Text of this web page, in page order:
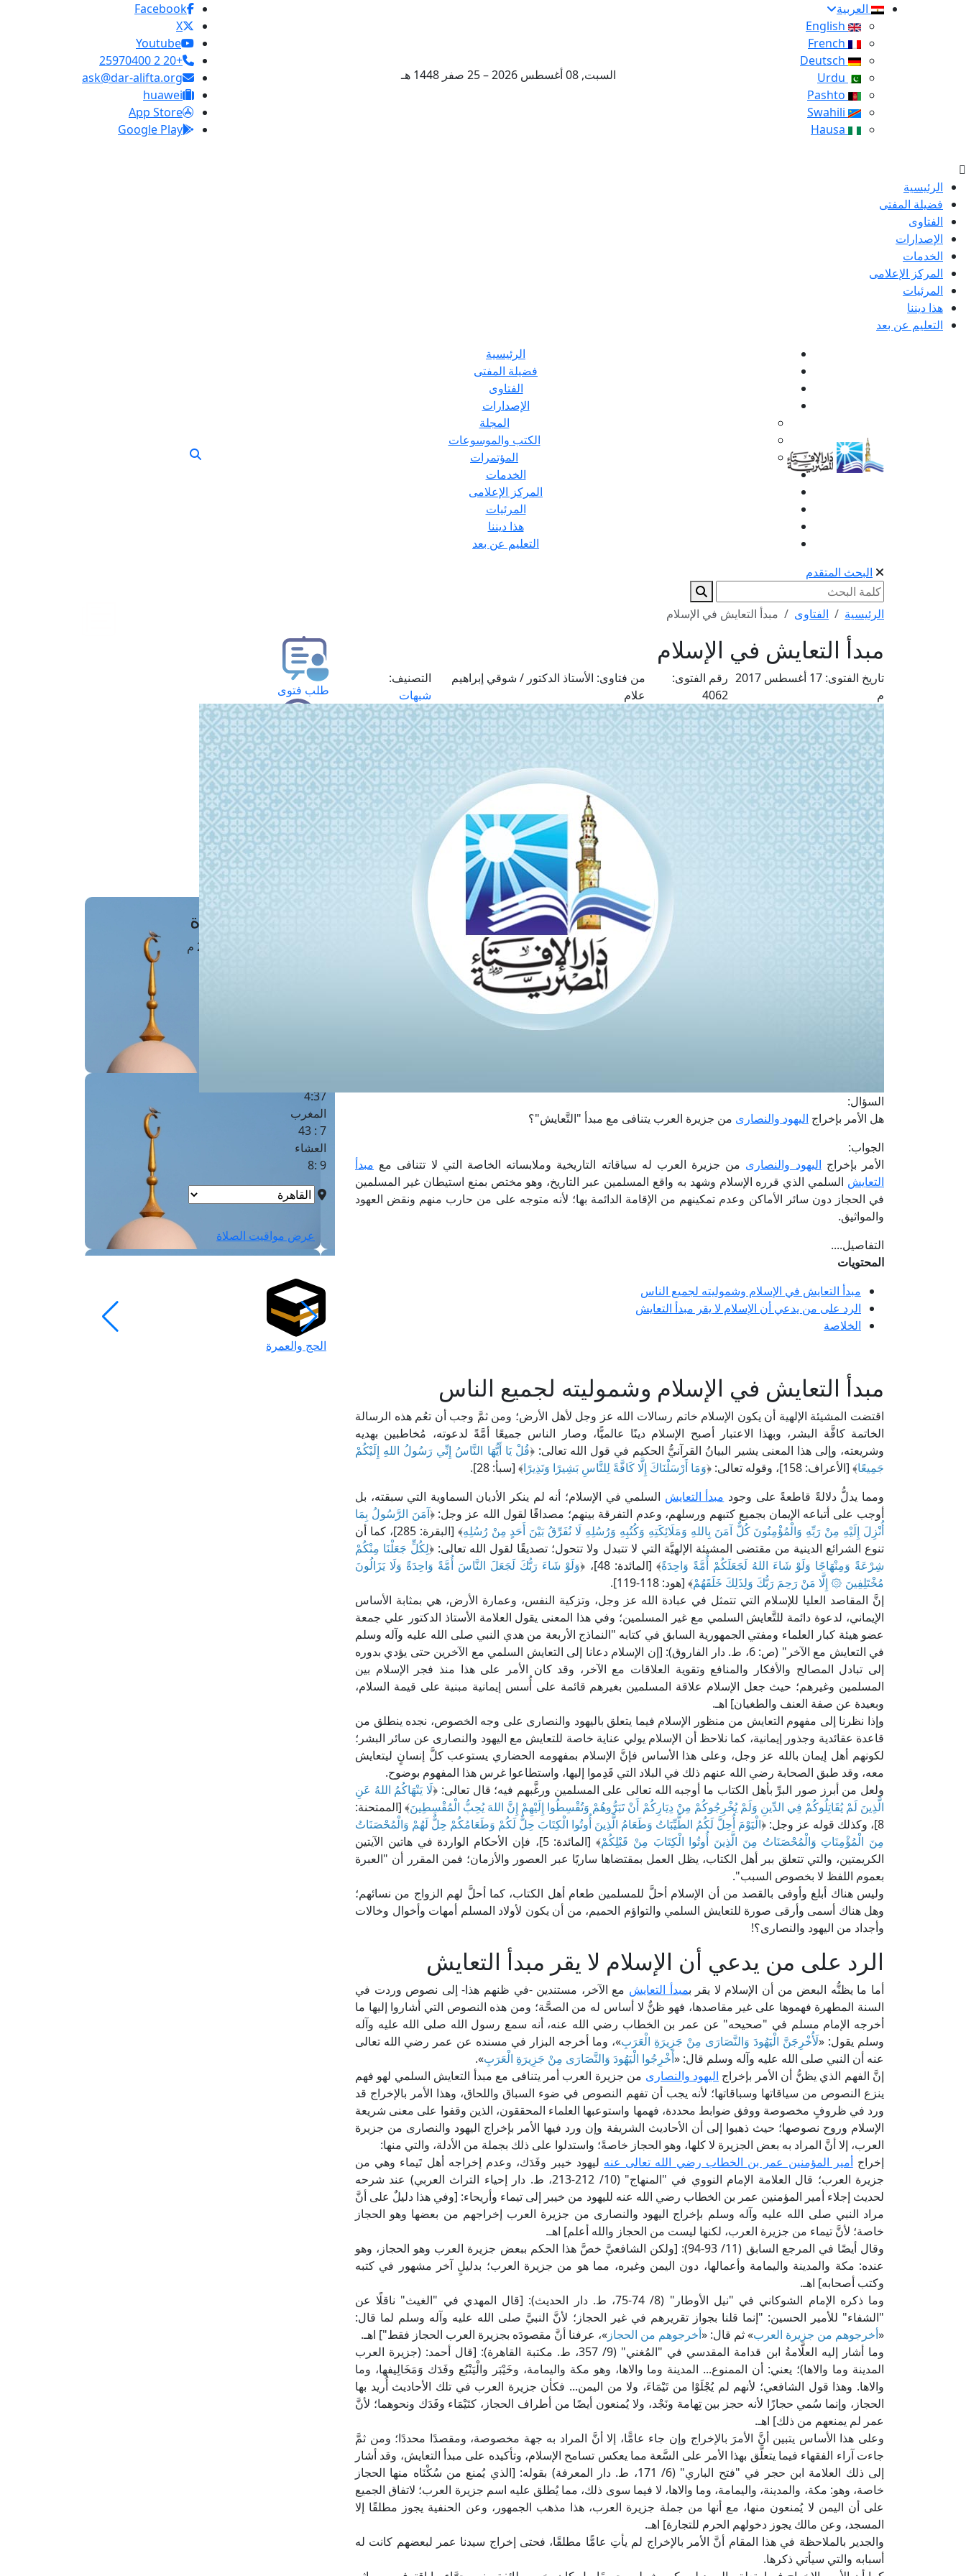
العربية
السبت, 08 أغسطس 2026 – 25 صفر 1448 هـ
Facebook
X
Youtube
+20 2 25970400
ask@dar-alifta.org
huawei
App Store
Google Play
الرئيسية
فضيلة المفتى
الفتاوى
الإصدارات
الخدمات
المركز الإعلامى
المرئيات
هذا ديننا
التعليم عن بعد
الرئيسية
فضيلة المفتى
الفتاوى
الإصدارات
المجلة
الكتب والموسوعات
المؤتمرات
الخدمات
المركز الإعلامى
المرئيات
هذا ديننا
التعليم عن بعد
البحث المتقدم
الرئيسية الفتاوى مبدأ التعايش في الإسلام
مبدأ التعايش في الإسلام
تاريخ الفتوى:
17 أغسطس 2017
م
رقم الفتوى:
4062
من فتاوى: الأستاذ الدكتور / شوقي إبراهيم
علام
التصنيف:
شبهات
السؤال:
هل الأمر بإخراج اليهود والنصارى من جزيرة العرب يتنافى مع مبدأ "التَّعايش"؟
الجواب:
الأمر بإخراج اليهود والنصارى من جزيرة العرب له سياقاته التاريخية وملابساته الخاصة التي لا تتنافى مع مبدأ
التعايش السلمي الذي قرره الإسلام وشهد به واقع المسلمين عبر التاريخ، وهو مختص بمنع استيطان غير المسلمين
في الحجاز دون سائر الأماكن وعدم تمكينهم من الإقامة الدائمة بها؛ لأنه متوجه على من حارب منهم ونقض العهود
والمواثيق.
التفاصيل....
المحتويات
مبدأ التعايش في الإسلام وشموليته لجميع الناس
الرد على من يدعي أن الإسلام لا يقر مبدأ التعايش
الخلاصة
مبدأ التعايش في الإسلام وشموليته لجميع الناس
اقتضت المشيئة الإلهية أن يكون الإسلام خاتم رسالات الله عز وجل لأهل الأرض؛ ومن ثمَّ وجب أن تعُم هذه الرسالة
الخاتمة كافَّة البشر، وبهذا الاعتبار أصبح الإسلام دينًا عالميًّا، وصار الناس جميعًا أمَّةً لدعوته، مُخاطبين بهديه
وشريعته، وإلى هذا المعنى يشير البيانُ القرآنيُّ الحكيم في قول الله تعالى: ﴿قُلْ يَا أَيُّهَا النَّاسُ إِنِّي رَسُولُ اللهِ إِلَيْكُمْ
جَمِيعًا﴾ [الأعراف: 158]، وقوله تعالى: ﴿ وَمَا أَرْسَلْنَاكَ إِلَّا كَافَّةً لِلنَّاسِ بَشِيرًا وَنَذِيرًا﴾ [سبأ: 28].
ومما يدلُّ دلالةً قاطعةً على وجود مبدأ التعايش السلمي في الإسلام؛ أنه لم ينكر الأديان السماوية التي سبقته، بل
أوجب على أتباعه الإيمان بجميع كتبهم ورسلهم، وعدم التفرقة بينهم؛ مصداقًا لقول الله عز وجل: ﴿آمَنَ الرَّسُولُ بِمَا
أُنْزِلَ إِلَيْهِ مِنْ رَبِّهِ وَالْمُؤْمِنُونَ كُلٌّ آمَنَ بِاللهِ وَمَلَائِكَتِهِ وَكُتُبِهِ وَرُسُلِهِ لَا نُفَرِّقُ بَيْنَ أَحَدٍ مِنْ رُسُلِهِ
﴾ [البقرة: 285]، كما أن
تنوع الشرائع الدينية من مقتضى المشيئة الإلهيَّة التي لا تتبدل ولا تتحول؛ تصديقًا لقول الله تعالى: ﴿لِكُلٍّ جَعَلْنَا مِنْكُمْ
شِرْعَةً وَمِنْهَاجًا وَلَوْ شَاءَ اللهُ لَجَعَلَكُمْ أُمَّةً وَاحِدَةً﴾ [المائدة: 48]، ﴿
وَلَوْ شَاءَ رَبُّكَ لَجَعَلَ النَّاسَ أُمَّةً وَاحِدَةً وَلَا يَزَالُونَ
مُخْتَلِفِينَ ۞ إِلَّا مَنْ رَحِمَ رَبُّكَ وَلِذَلِكَ خَلَقَهُمْ﴾ [هود: 118-119].
إنَّ المقاصد العليا للإسلام التي تتمثل في عبادة الله عز وجل، وتزكية النفس، وعمارة الأرض، هي بمثابة الأساس
الإيماني، لدعوة دائمة للتَّعايش السلمي مع غير المسلمين؛ وفي هذا المعنى يقول العلامة الأستاذ الدكتور علي جمعة
عضو هيئة كبار العلماء ومفتي الجمهورية السابق في كتابه "النماذج الأربعة من هدي النبي صلى الله عليه وآله وسلم
في التعايش مع الآخر" (ص: 6، ط. دار الفاروق): [إن الإسلام دعانا إلى التعايش السلمي مع الآخرين حتى يؤدي بدوره
إلى تبادل المصالح والأفكار والمنافع وتقوية العلاقات مع الآخر، وقد كان الأمر على هذا منذ فجر الإسلام بين
المسلمين وغيرهم؛ حيث جعل الإسلام علاقة المسلمين بغيرهم قائمة على أُسس إيمانية مبنية على قيمة السلام،
وبعيدة عن صفة العنف والطغيان] اهـ.
وإذا نظرنا إلى مفهوم التعايش من منظور الإسلام فيما يتعلق باليهود والنصارى على وجه الخصوص، نجده ينطلق من
قاعدة عقائدية وجذور إيمانية، كما نلاحظ أن الإسلام يولي عناية خاصة للتعايش مع اليهود والنصارى عن سائر البشر؛
لكونهم أهل إيمان بالله عز وجل، وعلى هذا الأساس فإنَّ الإسلام بمفهومه الحضاري يستوعب كلَّ إنسانٍ ليتعايش
معه، وقد طبق الصحابة رضي الله عنهم ذلك في البلاد التي قَدِموا إليها، واستطاعوا غرس هذا المفهوم بوضوح.
ولعل من أبرز صور البرِّ بأهل الكتاب ما أوجبه الله تعالى على المسلمين ورغَّبهم فيه؛ قال تعالى: ﴿لَا يَنْهَاكُمُ اللهُ عَنِ
الَّذِينَ لَمْ يُقَاتِلُوكُمْ فِي الدِّينِ وَلَمْ يُخْرِجُوكُمْ مِنْ دِيَارِكُمْ أَنْ تَبَرُّوهُمْ وَتُقْسِطُوا إِلَيْهِمْ إِنَّ اللهَ يُحِبُّ الْمُقْسِطِينَ﴾ [الممتحنة:
8]، وكذلك قوله عز وجل: ﴿
الْيَوْمَ أُحِلَّ لَكُمُ الطَّيِّبَاتُ وَطَعَامُ الَّذِينَ أُوتُوا الْكِتَابَ حِلٌّ لَكُمْ وَطَعَامُكُمْ حِلٌّ لَهُمْ وَالْمُحْصَنَاتُ
مِنَ الْمُؤْمِنَاتِ وَالْمُحْصَنَاتُ مِنَ الَّذِينَ أُوتُوا الْكِتَابَ مِنْ قَبْلِكُمْ
﴾ [المائدة: 5]، فإن الأحكام الواردة في هاتين الآيتين
الكريمتين، والتي تتعلق ببر أهل الكتاب، يظل العمل بمقتضاها ساريًا عبر العصور والأزمان؛ فمن المقرر أن "العبرة
بعموم اللفظ لا بخصوص السبب".
وليس هناك أبلغ وأوفى بالقصد من أن الإسلام أحلَّ للمسلمين طعام أهل الكتاب، كما أحلَّ لهم الزواج من نسائهم؛
وهل هناك أسمى وأرقى صورة للتعايش السلمي والتواؤم الحميم، من أن يكون لأولاد المسلم أمهات وأخوال وخالات
وأجداد من اليهود والنصارى؟!
الرد على من يدعي أن الإسلام لا يقر مبدأ التعايش
أما ما يظنُّه البعض من أن الإسلام لا يقر بمبدأ التعايش مع الآخر، مستندين -في ظنهم هذا- إلى نصوص وردت في
السنة المطهرة فهموها على غير مقاصدها، فهو ظنٌّ لا أساس له من الصحَّة؛ ومن هذه النصوص التي أشاروا إليها ما
أخرجه الإمام مسلم في "صحيحه" عن عمر بن الخطاب رضي الله عنه، أنه سمع رسول الله صلى الله عليه وآله
وسلم يقول: «لَأُخْرِجَنَّ الْيَهُودَ وَالنَّصَارَى مِنْ جَزِيرَةِ الْعَرَبِ»، وما أخرجه البزار في مسنده عن عمر رضي الله تعالى
عنه أن النبي صلى الله عليه وآله وسلم قال: «أَخْرِجُوا الْيَهُودَ وَالنَّصَارَى مِنْ جَزِيرَةِ الْعَرَبِ».
إنَّ الفهم الذي يظنُّ أن الأمر بإخراج اليهود والنصارى من جزيرة العرب أمر يتنافى مع مبدأ التعايش السلمي لهو فهم
ينزع النصوص من سياقاتها وسباقاتها؛ لأنه يجب أن تفهم النصوص في ضوء السباق واللحاق، وهذا الأمر بالإخراج قد
ورد في ظروفٍ مخصوصة ووفق ضوابط محددة، فهمها واستوعبها العلماء المحققون، الذين وقفوا على معنى شريعة
الإسلام وروح نصوصها؛ حيث ذهبوا إلى أن الأحاديث الشريفة وإن ورد فيها الأمر بإخراج اليهود والنصارى من جزيرة
العرب، إلا أنَّ المراد به بعض الجزيرة لا كلها، وهو الحجاز خاصةً؛ واستدلوا على ذلك بجملة من الأدلة، والتي منها:
إخراجأمير المؤمنين عمر بن الخطاب رضي الله تعالى عنه ليهود خيبر وفَدَك، وعدم إخراجه أهل تَيماء وهي من
جزيرة العرب؛ قال العلامة الإمام النووي في "المنهاج" (10/ 212-213، ط. دار إحياء التراث العربي) عند شرحه
لحديث إجلاء أمير المؤمنين عمر بن الخطاب رضي الله عنه لليهود من خيبر إلى تيماء وأريحاء: [وفي هذا دليلٌ على أنَّ
مراد النبي صلى الله عليه وآله وسلم بإخراج اليهود والنصارى من جزيرة العرب إخراجهم من بعضها وهو الحجاز
خاصة؛ لأنَّ تيماء من جزيرة العرب، لكنها ليست من الحجاز والله أعلم] اهـ.
وقال أيضًا في المرجع السابق (11/ 93-94): [ولكن الشافعيَّ خصَّ هذا الحكم ببعض جزيرة العرب وهو الحجاز، وهو
عنده: مكة والمدينة واليمامة وأعمالها، دون اليمن وغيره، مما هو من جزيرة العرب؛ بدليلٍ آخر مشهور في كتبه
وكتب أصحابه] اهـ.
وما ذكره الإمام الشوكاني في "نيل الأوطار" (8/ 74-75، ط. دار الحديث): [قال المهدي في "الغيث" ناقلًا عن
"الشفاء" للأمير الحسين: "إنما قلنا بجواز تقريرهم في غير الحجاز؛ لأنَّ النبيَّ صلى الله عليه وآله وسلم لما قال:
«أخرجوهم من جزيرة العرب» ثم قال: «أخرجوهم من الحجاز»، عرفنا أنَّ مقصودَه بجزيرة العرب الحجاز فقط"] اهـ.
وما أشار إليه العلَّامةُ ابن قدامة المقدسي في "المُغني" (9/ 357، ط. مكتبة القاهرة): [قال أحمد: (جزيرة العرب
المدينة وما والاها)؛ يعني: أن الممنوع... المدينة وما والاها، وهو مكة واليمامة، وخَيْبَر والْيَنْبُع وفَدَك وَمَخَالِيفها، وما
والاها. وهذا قول الشافعي؛ لأنهم لم يُجْلَوْا من تَيْمَاءَ، ولا من اليمن... فكأن جزيرة العرب في تلك الأحاديث أُريد بها
الحجاز، وإنما سُمي حجازًا لأنه حجز بين تِهامة ونَجْد، ولا يُمنعون أيضًا من أطراف الحجاز، كتَيْمَاء وفَدَك ونحوهما؛ لأنَّ
عمر لم يمنعهم من ذلك] اهـ.
وعلى هذا الأساس يتبين أنَّ الأمرَ بالإخراج وإن جاء عامًّا، إلا أنَّ المراد به جهة مخصوصة، ومقصدًا محددًا؛ ومن ثمَّ
جاءت آراء الفقهاء فيما يتعلَّق بهذا الأمر على السَّعة مما يعكس تسامح الإسلام، وتأكيده على مبدأ التعايش، وقد أشار
إلى ذلك العلامة ابن حجر في "فتح الباري" (6/ 171، ط. دار المعرفة) بقوله: [الذي يُمنع من سُكْنَاه منها الحجاز
خاصة، وهو: مكة، والمدينة، واليمامة، وما والاها، لا فيما سوى ذلك، مما يُطلق عليه اسم جزيرة العرب؛ لاتفاق الجميع
على أن اليمن لا يُمنعون منها، مع أنها من جملة جزيرة العرب، هذا مذهب الجمهور، وعن الحنفية يجوز مطلقًا إلا
المسجد، وعن مالك يجوز دخولهم الحرم للتجارة] اهـ.
والجدير بالملاحظة في هذا المقام أنَّ الأمر بالإخراج لم يأتِ عامًّا مطلقًا، فحتى إخراج سيدنا عمر لبعضهم كانت له
أسبابه والتي سيأتي ذكرها.
طلب فتوى
استعلام عن فتوى
حجز موعد
الفتوى الهاتفية
مَواقِيتُ الصَّـــلاة
4:37
المغرب
7 : 43
العشاء
9 :8
عرض مواقيت الصلاة
الحج والعمرة